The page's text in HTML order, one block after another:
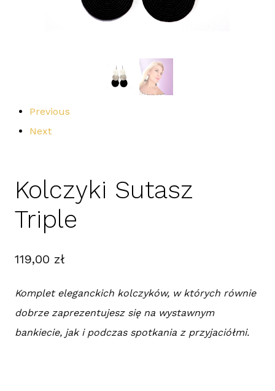
Previous
Next
Kolczyki Sutasz
Triple
119,00 zł
Komplet eleganckich kolczyków, w których równie
dobrze zaprezentujesz się na wystawnym
bankiecie, jak i podczas spotkania z przyjaciółmi.